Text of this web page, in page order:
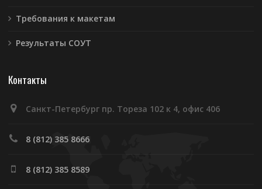
Требования к макетам
Результаты СОУТ
Контакты
Санкт-Петербург пр. Тореза 102 к 4, офис 406
8 (812) 385 8666
8 (812) 385 8589